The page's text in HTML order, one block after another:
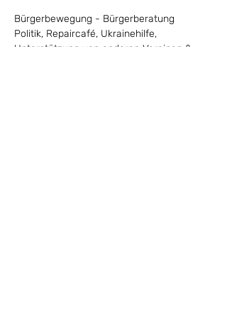
Bürgerbewegung - Bürgerberatung
Politik, Repaircafé, Ukrainehilfe,
Unterstützung von anderen Vereinen &